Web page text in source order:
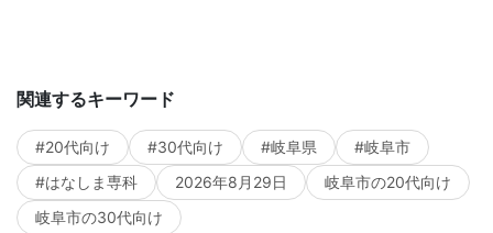
関連するキーワード
#20代向け #30代向け #岐阜県
#岐阜市
#はなしま専科
2026年8月29日
岐阜市の20代向け
岐阜市の30代向け